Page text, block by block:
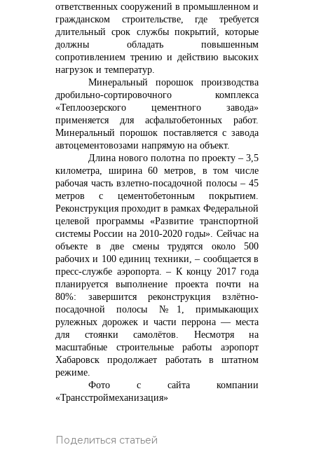
ответственных сооружений в промышленном и
гражданском строительстве, где требуется
длительный срок службы покрытий, которые
должны обладать повышенным
сопротивлением трению и действию высоких
нагрузок и температур.
Минеральный порошок производства
дробильно-сортировочного комплекса
«Теплоозерского цементного завода»
применяется для асфальтобетонных работ.
Минеральный порошок поставляется с завода
автоцементовозами напрямую на объект.
Длина нового полотна по проекту – 3,5
километра, ширина 60 метров, в том числе
рабочая часть взлетно-посадочной полосы – 45
метров с цементобетонным покрытием.
Реконструкция проходит в рамках Федеральной
целевой программы «Развитие транспортной
системы России на 2010-2020 годы». Сейчас на
объекте в две смены трудятся около 500
рабочих и 100 единиц техники, – сообщается в
пресс-службе аэропорта. – К концу 2017 года
планируется выполнение проекта почти на
80%: завершится реконструкция взлётно-
посадочной полосы №1, примыкающих
рулежных дорожек и части перрона — места
для стоянки самолётов. Несмотря на
масштабные строительные работы аэропорт
Хабаровск продолжает работать в штатном
режиме.
Фото с сайта компании
«Трансстроймеханизация»
Поделиться статьей